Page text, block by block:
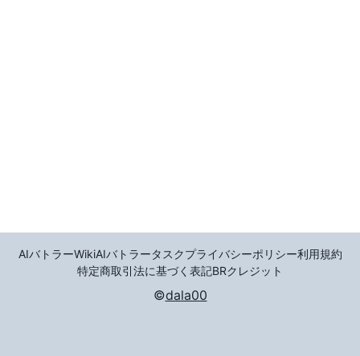
AIバトラーWikiAIバトラータスクプライバシーポリシー利用規約
特定商取引法に基づく表記BRクレジット
©dala00